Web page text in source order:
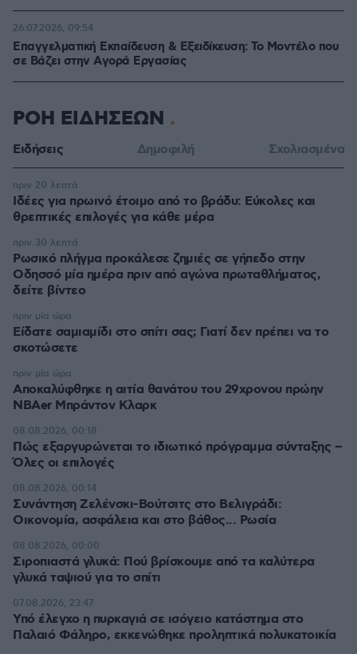
Επαγγελματική Εκπαίδευση & Εξειδίκευση: Το Mοντέλο που
σε Bάζει στην Aγορά Eργασίας
26.07.2026, 09:54
ΡΟΗ ΕΙΔΗΣΕΩΝ
Ειδήσεις Δημοφιλή Σχολιασμένα
Ιδέες για πρωινό έτοιμο από το βράδυ: Εύκολες και
θρεπτικές επιλογές για κάθε μέρα
πριν 20 λεπτά
Ρωσικό πλήγμα προκάλεσε ζημιές σε γήπεδο στην
Οδησσό μία ημέρα πριν από αγώνα πρωταθλήματος,
δείτε βίντεο
πριν 30 λεπτά
Είδατε σαμιαμίδι στο σπίτι σας; Γιατί δεν πρέπει να το
σκοτώσετε
πριν μία ώρα
Αποκαλύφθηκε η αιτία θανάτου του 29χρονου πρώην
NBAer Μπράντον Κλαρκ
πριν μία ώρα
Πώς εξαργυρώνεται το ιδιωτικό πρόγραμμα σύνταξης –
Όλες οι επιλογές
08.08.2026, 00:18
Συνάντηση Ζελένσκι-Βούτσιτς στο Βελιγράδι:
Οικονομία, ασφάλεια και στο βάθος... Ρωσία
08.08.2026, 00:14
Σιροπιαστά γλυκά: Πού βρίσκουμε από τα καλύτερα
γλυκά ταψιού για το σπίτι
08.08.2026, 00:00
Υπό έλεγχο η πυρκαγιά σε ισόγειο κατάστημα στο
Παλαιό Φάληρο, εκκενώθηκε προληπτικά πολυκατοικία
07.08.2026, 23:47